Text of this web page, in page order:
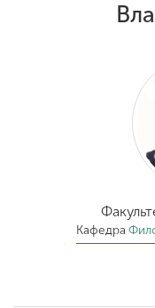
Об
Обучение
Кафедра